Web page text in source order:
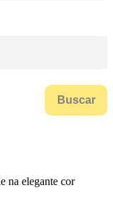
Buscar
na elegante cor